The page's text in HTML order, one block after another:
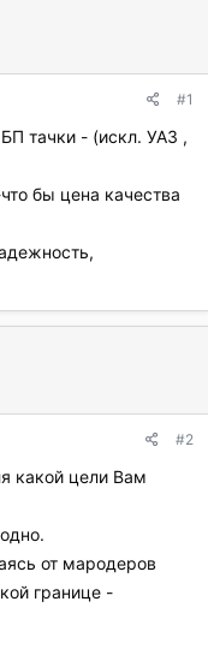
#1
тачки - (искл. УАЗ ,
бы цена качества
#2
какой цели Вам
от мародеров
границе -